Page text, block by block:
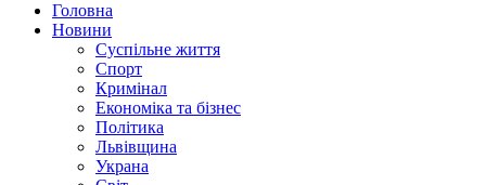
Головна
Новини
Суспільне життя
Спорт
Кримінал
Економіка та бізнес
Політика
Львівщина
Украна